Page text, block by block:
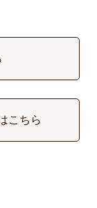
こちら